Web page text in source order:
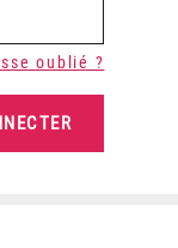
oublié ?